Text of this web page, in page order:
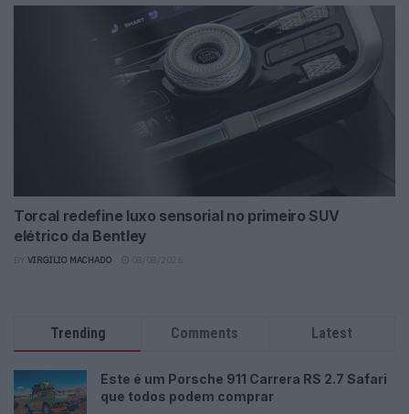
Torcal redefine luxo sensorial no primeiro SUV
elétrico da Bentley
VIRGILIO MACHADO
Trending Comments Latest
Este é um Porsche 911 Carrera RS 2.7 Safari
que todos podem comprar